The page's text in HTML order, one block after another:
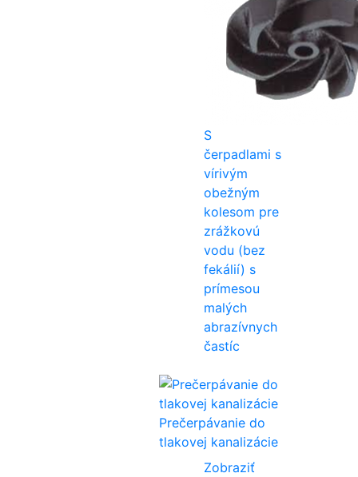
S
čerpadlami s
vírivým
obežným
kolesom pre
zrážkovú
vodu (bez
fekálií) s
prímesou
malých
abrazívnych
častíc
Prečerpávanie do
tlakovej kanalizácie
Zobraziť